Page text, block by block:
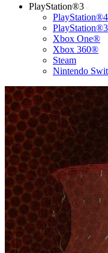
PlayStation®3
PlayStation®4
PlayStation®3
Xbox One®
Xbox 360®
Steam
Nintendo